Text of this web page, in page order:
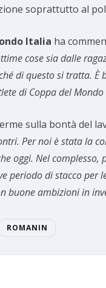
soprattutto al
Italia ha
cose sia dalle
di questo si tratta.
di Coppa del
sulla bontà del
Per noi è stata la
oggi. Nel
periodo di stacco
buone ambizioni in
ROMANIN